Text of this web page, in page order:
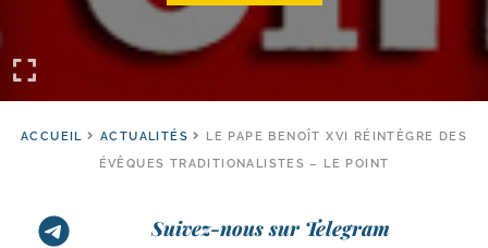
ACCUEIL ACTUALITÉS
LE PAPE BENOÎT XVI RÉINTÈGRE DES
ÉVÊQUES TRADITIONALISTES – LE POINT
Suivez-nous sur Telegram